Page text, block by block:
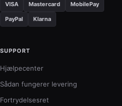
VISA Mastercard MobilePay
PayPal Klarna
SUPPORT
Hjælpecenter
Sådan fungerer levering
Fortrydelsesret